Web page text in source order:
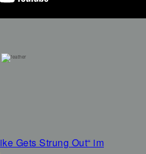
Gets Strung Out“ im